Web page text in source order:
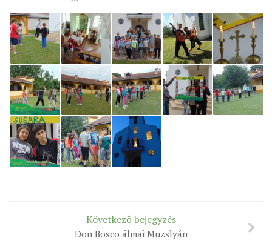
KOORDINÁLÓ BIZOTTSÁG
ZSINATI TAGOK
MUNKADOKUMENTUMOK
ZSINATI HÍREK-ÚJSÁG
PASZTORÁLSZOCIOLÓGIAI FELMÉRÉS
KISKORÚAK VÉDELME
„GYERMEKVÉDELMI” KIHÍVÁSOK KÁNONJOGI
MEGKÖZELÍTÉSBEN
Következő bejegyzés
Don Bosco álmai Muzslyán